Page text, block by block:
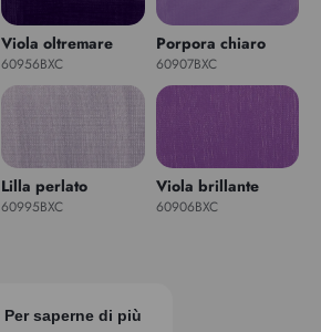
Viola oltremare
60956BXC
Porpora chiaro
60907BXC
Lilla perlato
60995BXC
Viola brillante
60906BXC
Per saperne di più